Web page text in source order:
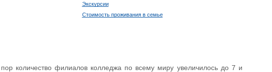
Экскурсии
Стоимость проживания в семье
количество филиалов колледжа по всему миру увеличилось до 7 и